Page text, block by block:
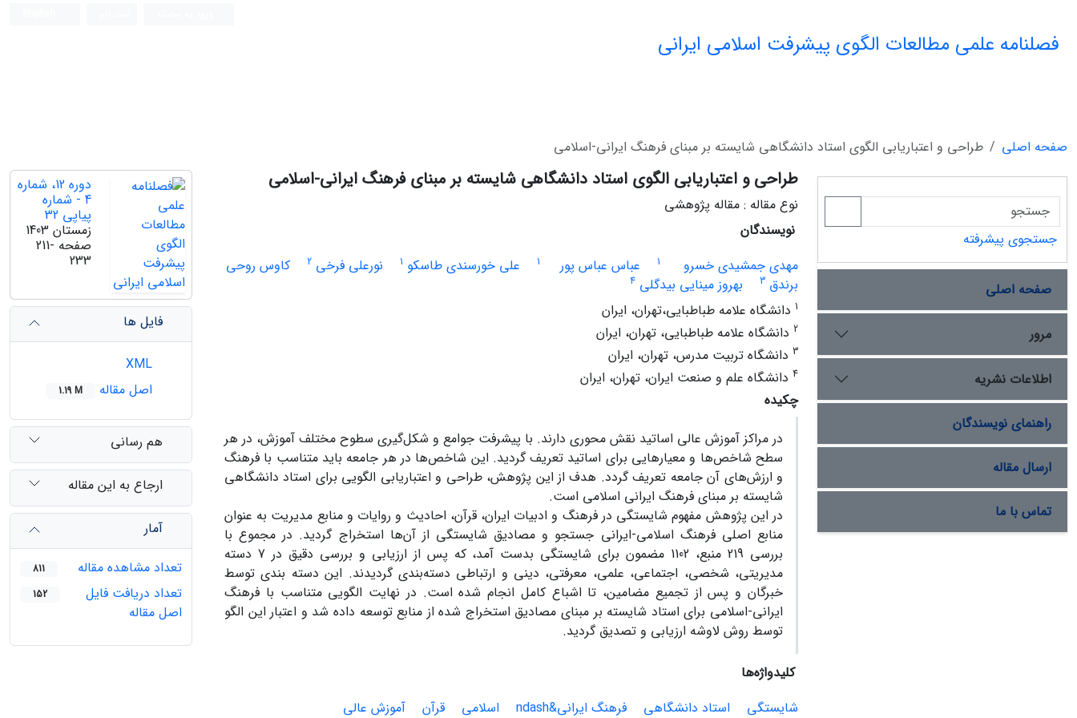
فصلنامه علمی مطالعات الگوی پیشرفت اسلامی ایرانی
صفحه اصلی طراحی و اعتباریابی الگوی استاد دانشگاهی شایسته بر مبنای فرهنگ ایرانی-اسلامی
طراحی و اعتباریابی الگوی استاد دانشگاهی شایسته بر مبنای فرهنگ ایرانی-اسلامی
نوع مقاله : مقاله پژوهشی
نویسندگان
مهدی جمشیدی خسرو
1 عباس عباس پور 1 علی خورسندی طاسکو 1 نورعلی فرخی 2
کاوس روحی
برندق 3 بهروز مینایی بیدگلی 4
1 دانشگاه علامه طباطبایی،تهران، ایران
2 دانشگاه علامه طباطبایی، تهران، ایران
3 دانشگاه تربیت مدرس، تهران، ایران
4 دانشگاه علم و صنعت ایران، تهران، ایران
چکیده
در مراکز آموزش عالی اساتید نقش محوری دارند. با پیشرفت جوامع و شکل‌گیری سطوح مختلف آموزش، در هر
سطح شاخص‌ها و معیارهایی برای اساتید تعریف گردید. این شاخص‌ها در هر جامعه باید متناسب با فرهنگ
و ارزش‌های آن جامعه تعریف گردد. هدف از این پژوهش، طراحی و اعتباریابی الگویی برای استاد دانشگاهی
شایسته بر مبنای فرهنگ ایرانی اسلامی است.
در این پژوهش مفهوم شایستگی در فرهنگ و ادبیات ایران، قرآن، احادیث و روایات و منابع مدیریت به عنوان
منابع اصلی فرهنگ اسلامی-ایرانی جستجو و مصادیق شایستگی از آن‌ها استخراج گردید. در مجموع با
بررسی 219 منبع، 1102 مضمون برای شایستگی بدست آمد، که پس از ارزیابی و بررسی دقیق در 7 دسته
مدیریتی، شخصی، اجتماعی، علمی، معرفتی، دینی و ارتباطی دسته‌بندی گردیدند. این دسته بندی توسط
خبرگان و پس از تجمیع مضامین، تا اشباع کامل انجام شده است. در نهایت الگویی متناسب با فرهنگ
ایرانی-اسلامی برای استاد شایسته بر مبنای مصادیق استخراج شده از منابع توسعه داده شد و اعتبار این الگو
توسط روش لاوشه ارزیابی و تصدیق گردید.
کلیدواژه‌ها
شایستگی
استاد دانشگاهی فرهنگ ایرانی&‌ndash اسلامی قرآن آموزش عالی
دوره 12، شماره
4 - شماره
پیاپی 32
زمستان 1403
صفحه 211-
233
فایل ها
اصل مقاله
1.19 M
هم رسانی
ارجاع به این مقاله
آمار
تعداد مشاهده مقاله
811
تعداد دریافت فایل
اصل مقاله
152
جستجوی پیشرفته
صفحه اصلی
مرور
اطلاعات نشریه
راهنمای نویسندگان
ارسال مقاله
تماس با ما